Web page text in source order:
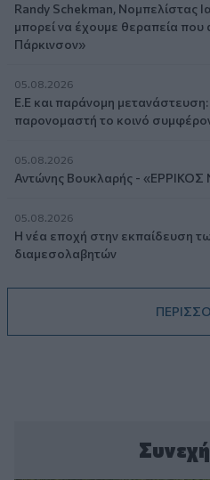
Randy Schekman, Νομπελίστας
μπορεί να έχουμε θεραπεία που
Πάρκινσον»
05.08.2026
Ε.Ε και παράνομη
παρονομαστή το κοινό
05.08.2026
Αντώνης Βουκλαρής -
05.08.2026
Η νέα εποχή στην εκπαίδευση
διαμεσολαβητών